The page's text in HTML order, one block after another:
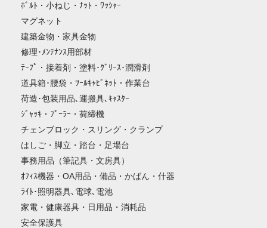
ﾎﾞﾙﾄ・小ねじ・ﾅｯﾄ・ﾜｯｼｬｰ
マグネット
建築金物・家具金物
修理･ﾒﾝﾃﾅﾝｽ用部材
ﾃｰﾌﾟ・接着剤・塗料･ｸﾞﾘｰｽ･潤滑剤
道具箱･腰袋・ﾂｰﾙｷｬﾋﾞﾈｯﾄ・作業台
荷造･包装用品､運搬具､ｷｬｽﾀｰ
ｼﾞｬｯｷ・ﾌﾟｰﾗｰ・荷締機
チェンブロック・スリング・クランプ
はしご・脚立・踏台・足場台
事務用品（筆記具・文房具）
ｵﾌｨｽ機器・OA用品・備品・かばん・什器
ﾗｲﾄ･照明器具､電球､電池
家電・健康器具・日用品・消耗品
安全保護具